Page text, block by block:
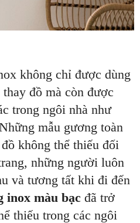
không chỉ được dùng
đồ mà còn được
trong ngôi nhà như
mẫu gương toàn
không thể thiếu đối
những người luôn
và tương tất khi đi đến
inox màu bạc đã trở
thiếu trong các ngôi